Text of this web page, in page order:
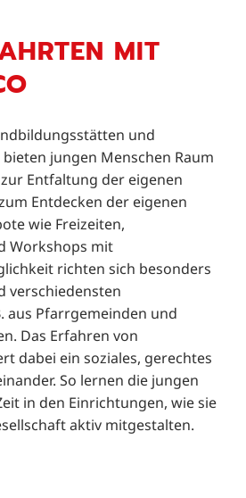
MIT
und
jungen Menschen Raum
Entfaltung der eigenen
Entdecken der eigenen
wie Freizeiten,
Workshops mit
richten sich besonders
verschiedensten
aus Pfarrgemeinden und
Das Erfahren von
dabei ein soziales, gerechtes
So lernen die jungen
in den Einrichtungen, wie sie
aktiv mitgestalten.